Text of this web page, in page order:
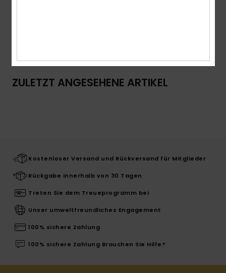
ZULETZT ANGESEHENE ARTIKEL
Kostenloser Versand und Rückversand für Mitglieder
Rückgabe innerhalb von 30 Tagen
Treten Sie dem Treueprogramm bei
Unser umweltfreundliches Engagement
100% sichere Zahlung
100% sichere Zahlung Brauchen Sie Hilfe?